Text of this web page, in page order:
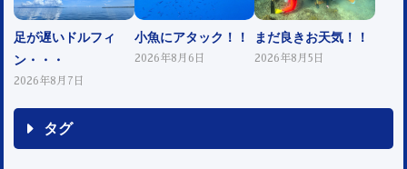
足が遅いドルフィ
ン・・・
2026年8月7日
小魚にアタック！！
2026年8月6日
まだ良きお天気！！
2026年8月5日
タグ